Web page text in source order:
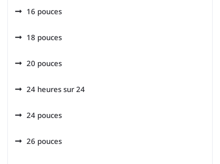
16 pouces
18 pouces
20 pouces
24 heures sur 24
24 pouces
26 pouces